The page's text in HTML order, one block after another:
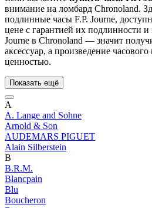
внимание на ломбард Chronoland.
подлинные часы F.P. Journe,
цене с гарантией их подлинности и
Journe в Chronoland — значит
аксессуар, а произведение
ценностью.
Показать ещё
A
A. Lange and Sohne
Arnold & Son
AUDEMARS PIGUET
Alain Silberstein
B
B.R.M.
Blancpain
Blu
Boucheron